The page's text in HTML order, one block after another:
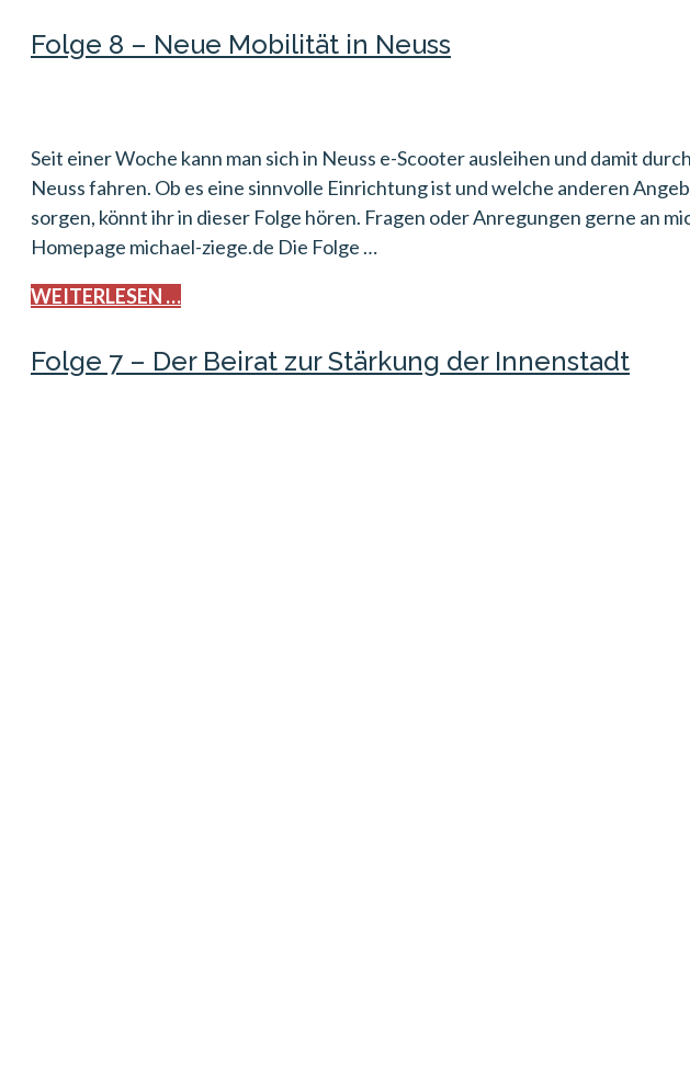
Folge 8 – Neue Mobilität in Neuss
Seit einer Woche kann man sich in Neuss e-Scooter ausleihen und damit
Neuss fahren. Ob es eine sinnvolle Einrichtung ist und welche anderen
sorgen, könnt ihr in dieser Folge hören. Fragen oder Anregungen gerne an
Homepage michael-ziege.de Die Folge …
WEITERLESEN …
Folge 7 – Der Beirat zur Stärkung der Innenstadt